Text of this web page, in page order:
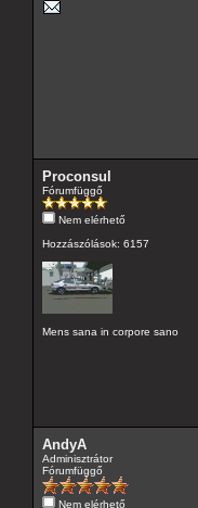
Proconsul
Fórumfüggő
Nem elérhető
Hozzászólások: 6157
Mens sana in corpore sano
AndyA
Adminisztrátor
Fórumfüggő
Nem elérhető